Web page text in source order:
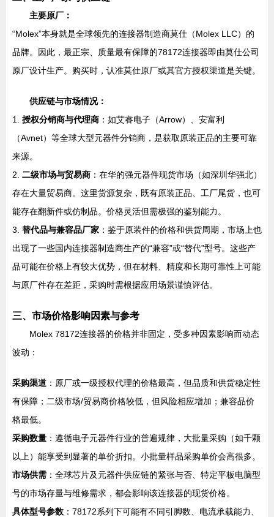
主要原厂：
“Molex”本身就是全球领先的连接器制造商莫仕（Molex LLC）的
品牌。因此，最正宗、质量最有保障的78172连接器即由莫仕公司
原厂设计生产。购买时，认准莫仕原厂或其官方授权渠道是关键。
供应链与市场情况：
1. 授权分销商与代理商 ：如艾睿电子（Arrow）、安富利
（Avnet）等全球大型元器件分销商，是获取原装正品的主要可靠
来源。
2. 二级市场与贸易商 ：在华的强元器件现货市场（如深圳华强北）
存在大量贸易商。这里货源复杂，既有原装正品、工厂尾货，也可
能存在翻新件或仿制品。价格灵活但需极强的鉴别能力。
3. 替代品与兼容品厂家 ：鉴于原装件的价格和供货周期，市场上也
出现了一些国内连接器制造商生产的“兼容”或“替代”型号。这些产
品可能在价格上有较大优势，但在材料、精度和长期可靠性上可能
与原厂件存在差距，采购时需根据应用场景谨慎评估。
三、市场价格影响因素与参考
Molex 78172连接器的价格并非固定，受多种因素影响而动态
波动：
采购渠道 ：原厂或一级授权代理的价格最高，但品质和供货稳定性
有保障；二级市场/贸易商价格较低，但风险相应增加；兼容品价
格最低。
采购数量 ：遵循电子元器件行业的普遍规律，大批量采购（如千颗
以上）能享受到显著的单价折扣。小批量样品采购单价会高很多。
市场供需 ：全球芯片及元器件供应链的紧张与否、特定平板电脑型
号的市场存量与维修需求，都会影响该连接器的现货价格。
具体型号参数 ：78172系列下可能有不同引脚数、电流承载能力、